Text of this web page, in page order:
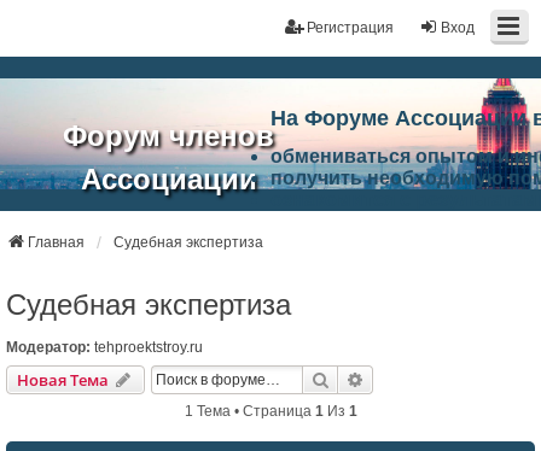
Вход
Регистрация
Форум членов
Ассоциации
портал"
На Форуме Ассоциации
обмениваться опытом и
получить необходимую
работа Форума
Главная Судебная экспертиза
Судебная экспертиза
Модератор: tehproektstroy.ru
Новая Тема Поиск
1 Тема • Страница 1 Из 1